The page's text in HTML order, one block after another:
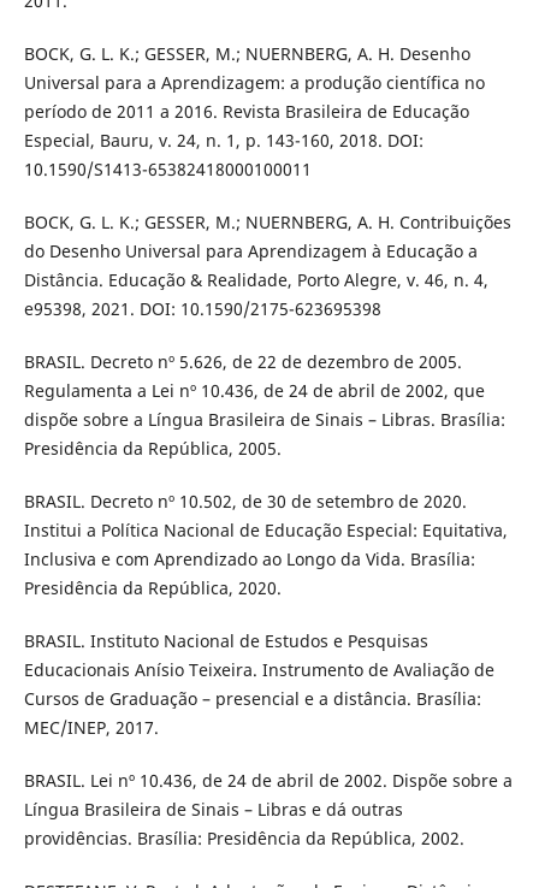
BOCK, G. L. K.; GESSER, M.; NUERNBERG, A. H. Desenho
Universal para a Aprendizagem: a produção científica no
período de 2011 a 2016. Revista Brasileira de Educação
Especial, Bauru, v. 24, n. 1, p. 143-160, 2018. DOI:
10.1590/S1413-65382418000100011
BOCK, G. L. K.; GESSER, M.; NUERNBERG, A. H. Contribuições
do Desenho Universal para Aprendizagem à Educação a
Distância. Educação & Realidade, Porto Alegre, v. 46, n. 4,
e95398, 2021. DOI: 10.1590/2175-623695398
BRASIL. Decreto nº 5.626, de 22 de dezembro de 2005.
Regulamenta a Lei nº 10.436, de 24 de abril de 2002, que
dispõe sobre a Língua Brasileira de Sinais – Libras. Brasília:
Presidência da República, 2005.
BRASIL. Decreto nº 10.502, de 30 de setembro de 2020.
Institui a Política Nacional de Educação Especial: Equitativa,
Inclusiva e com Aprendizado ao Longo da Vida. Brasília:
Presidência da República, 2020.
BRASIL. Instituto Nacional de Estudos e Pesquisas
Educacionais Anísio Teixeira. Instrumento de Avaliação de
Cursos de Graduação – presencial e a distância. Brasília:
MEC/INEP, 2017.
BRASIL. Lei nº 10.436, de 24 de abril de 2002. Dispõe sobre a
Língua Brasileira de Sinais – Libras e dá outras
providências. Brasília: Presidência da República, 2002.